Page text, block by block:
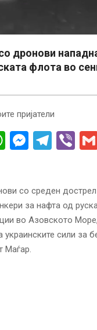
дронови
флота во
пријатели
WhatsApp
со среден
за нафта од
во Азовското
сили за
Маѓар.